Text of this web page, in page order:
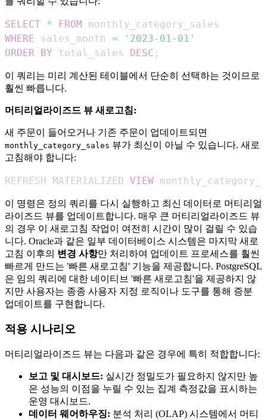
SELECT * FROM
WHERE sales_month =
'2023-01-01'
ORDER
BY total_sales DESC ;
이 쿼리는 미리 계산된 테이블에서 단순히 선택하는 것이므로
훨씬 빠릅니다.
머티리얼라이즈드 뷰 새로고침:
새 주문이 들어오거나 기존 주문이 업데이트되면
monthly_category_sales 뷰가 최신이 아닐 수 있습니다. 새로
고침해야 합니다:
REFRESH MATERIALIZED VIEW
이 명령은 정의 쿼리를 다시 실행하고 최신 데이터로 머티리얼
라이즈드 뷰를 업데이트합니다. 매우 큰 머티리얼라이즈드 뷰
의 경우 이 새로고침 작업이 여전히 시간이 많이 걸릴 수 있습
니다. Oracle과 같은 일부 데이터베이스 시스템은 마지막 새로
고침 이후의 변경 사항만 처리하여 업데이트 프로세스를 훨씬
빠르게 만드는 '빠른 새로고침' 기능을 제공합니다. PostgreSQL
은 임의 쿼리에 대한 네이티브 '빠른 새로고침'을 제공하지 않
지만 사용자는 종종 사용자 지정 로직이나 도구를 통해 증분
업데이트를 구현합니다.
적용 시나리오
머티리얼라이즈드 뷰는 다음과 같은 경우에 특히 적합합니다:
보고 및 대시보드: 실시간 정밀도가 필요하지 않지만 높
은 성능의 이점을 누릴 수 있는 집계 측정값을 표시하는
운영 대시보드.
데이터 웨어하우징: 분석 처리 (OLAP) 시스템에서 머티